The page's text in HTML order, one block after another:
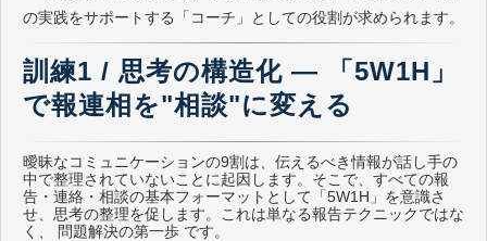
の実践をサポートする「コーチ」としての役割が求められます。
訓練1 / 思考の構造化 ― 「5W1H」
で報連相を"相談"に変える
曖昧なコミュニケーションの9割は、伝えるべき情報が話し手の
中で整理されていないことに起因します。そこで、すべての報
告・連絡・相談の基本フォーマットとして「5W1H」を意識さ
せ、思考の整理を促します。これは単なる報告テクニックではな
く、 問題解決の第一歩 です。